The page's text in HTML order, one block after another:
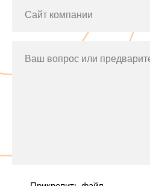
Сайт компании
Ваш вопрос или